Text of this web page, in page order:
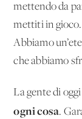
mettendo da
mettiti in
Abbiamo
che abbiamo
La gente di
ogni cosa.